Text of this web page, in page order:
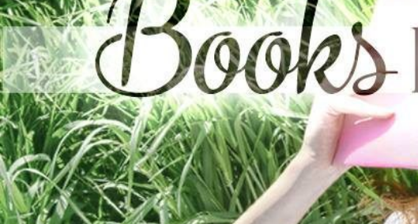
BOOKS LIKE